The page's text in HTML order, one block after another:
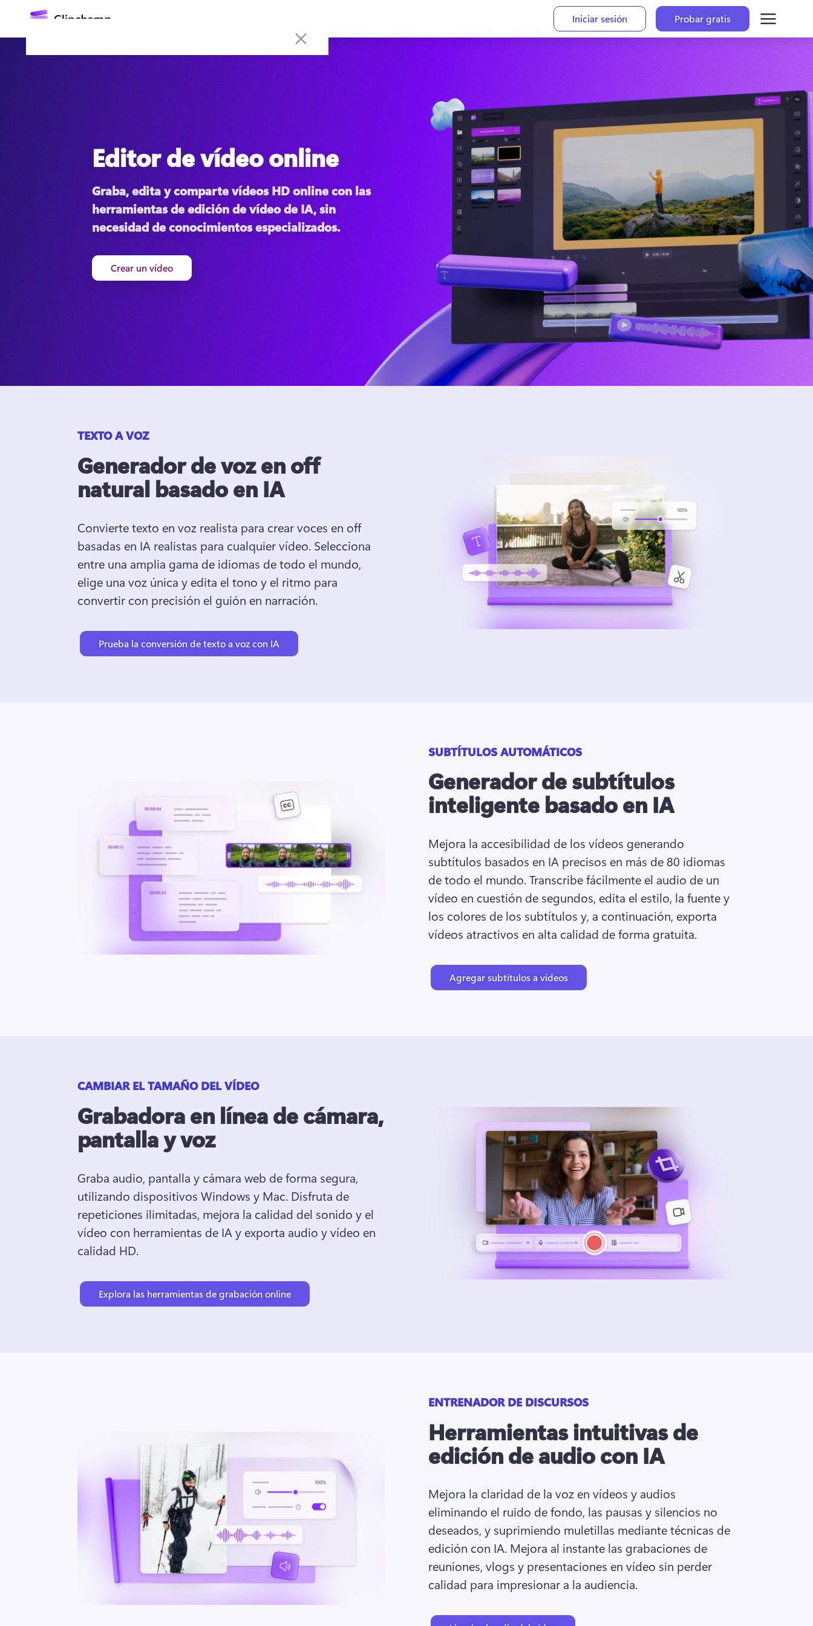
principal
Iniciar sesión Probar gratis
Probar gratis
Editor de vídeo online
Graba, edita y comparte vídeos HD online con las
herramientas de edición de vídeo de IA, sin
necesidad de conocimientos especializados.
Crear un vídeo
TEXTO A VOZ
Generador de voz en off
natural basado en IA
Convierte texto en voz realista para crear voces en off
basadas en IA realistas para cualquier vídeo. Selecciona
entre una amplia gama de idiomas de todo el mundo,
elige una voz única y edita el tono y el ritmo para
convertir con precisión el guión en narración.
Prueba la conversión de texto a voz con IA
SUBTÍTULOS AUTOMÁTICOS
Generador de subtítulos
inteligente basado en IA
Mejora la accesibilidad de los vídeos generando
subtítulos basados en IA precisos en más de 80 idiomas
de todo el mundo. Transcribe fácilmente el audio de un
vídeo en cuestión de segundos, edita el estilo, la fuente y
los colores de los subtítulos y, a continuación, exporta
vídeos atractivos en alta calidad de forma gratuita.
Agregar subtítulos a vídeos
CAMBIAR EL TAMAÑO DEL VÍDEO
Grabadora en línea de cámara,
pantalla y voz
Graba audio, pantalla y cámara web de forma segura,
utilizando dispositivos Windows y Mac. Disfruta de
repeticiones ilimitadas, mejora la calidad del sonido y el
vídeo con herramientas de IA y exporta audio y vídeo en
calidad HD.
Explora las herramientas de grabación online
ENTRENADOR DE DISCURSOS
Herramientas intuitivas de
edición de audio con IA
Mejora la claridad de la voz en vídeos y audios
eliminando el ruido de fondo, las pausas y silencios no
deseados, y suprimiendo muletillas mediante técnicas de
edición con IA. Mejora al instante las grabaciones de
reuniones, vlogs y presentaciones en vídeo sin perder
calidad para impresionar a la audiencia.